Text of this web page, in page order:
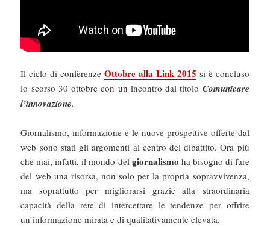
Il ciclo di conferenzeOttobre alla Link 2015 si è concluso
lo scorso 30 ottobre con un incontro dal titolo Comunicare
l’innovazione.
Giornalismo, informazione e le nuove prospettive offerte dal
web sono stati gli argomenti al centro del dibattito. Ora più
che mai, infatti, il mondo del giornalismo ha bisogno di fare
del web una risorsa, non solo per la propria sopravvivenza,
ma soprattutto per migliorarsi grazie alla straordinaria
capacità della rete di intercettare le tendenze per offrire
un’informazione mirata e di qualitativamente elevata.